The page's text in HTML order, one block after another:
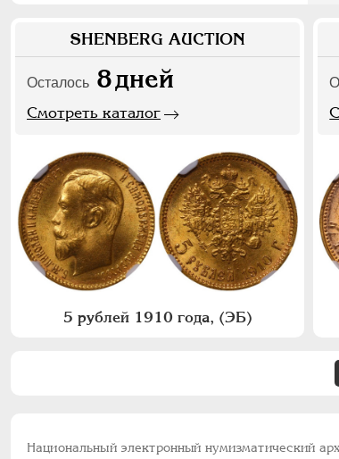
SHENBERG AUCTION
Осталось 8дней
Смотреть каталог
5 рублей 1910 года, (ЭБ)
Национальный электронный нумизматический